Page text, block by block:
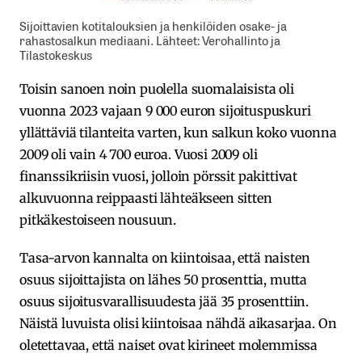
Sijoittavien kotitalouksien ja henkilöiden osake- ja
rahastosalkun mediaani. Lähteet: Verohallinto ja
Tilastokeskus
Toisin sanoen noin puolella suomalaisista oli
vuonna 2023 vajaan 9 000 euron sijoituspuskuri
yllättäviä tilanteita varten, kun salkun koko vuonna
2009 oli vain 4 700 euroa. Vuosi 2009 oli
finanssikriisin vuosi, jolloin pörssit pakittivat
alkuvuonna reippaasti lähteäkseen sitten
pitkäkestoiseen nousuun.
Tasa-arvon kannalta on kiintoisaa, että naisten
osuus sijoittajista on lähes 50 prosenttia, mutta
osuus sijoitusvarallisuudesta jää 35 prosenttiin.
Näistä luvuista olisi kiintoisaa nähdä aikasarjaa. On
oletettavaa, että naiset ovat kirineet molemmissa